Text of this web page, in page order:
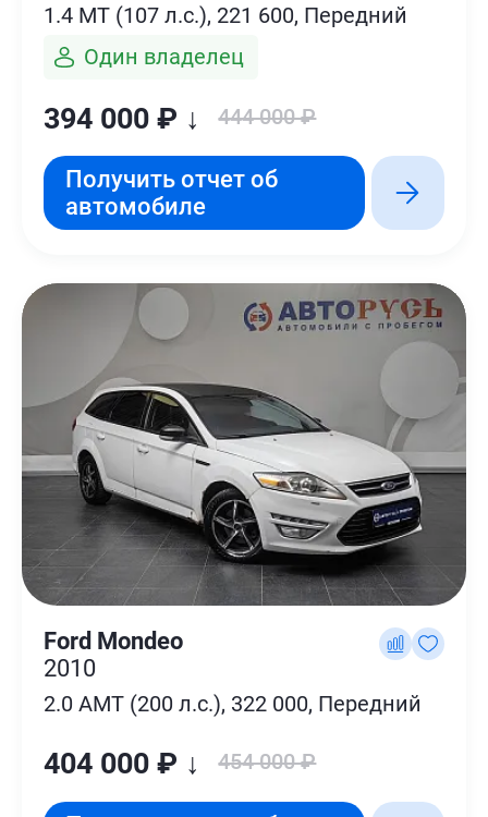
1.4 MT (107 л.с.), 221 600, Передний
Один владелец
394 000 ₽ ↓ 444 000 ₽
Получить отчет об
автомобиле
Ford Mondeo
2010
2.0 AMT (200 л.с.), 322 000, Передний
404 000 ₽ ↓ 454 000 ₽